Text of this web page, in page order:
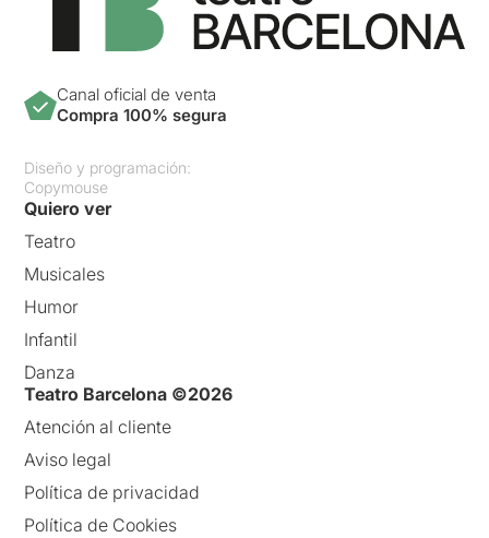
Canal oficial de venta
Compra 100% segura
Diseño y programación:
Copymouse
Quiero ver
Teatro
Musicales
Humor
Infantil
Danza
Teatro Barcelona ©2026
Atención al cliente
Aviso legal
Política de privacidad
Política de Cookies